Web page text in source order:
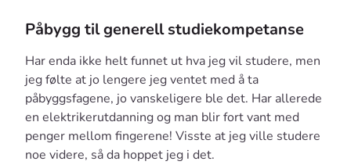
Påbygg til generell studiekompetanse
Har enda ikke helt funnet ut hva jeg vil studere, men
jeg følte at jo lengere jeg ventet med å ta
påbyggsfagene, jo vanskeligere ble det. Har allerede
en elektrikerutdanning og man blir fort vant med
penger mellom fingerene! Visste at jeg ville studere
noe videre, så da hoppet jeg i det.